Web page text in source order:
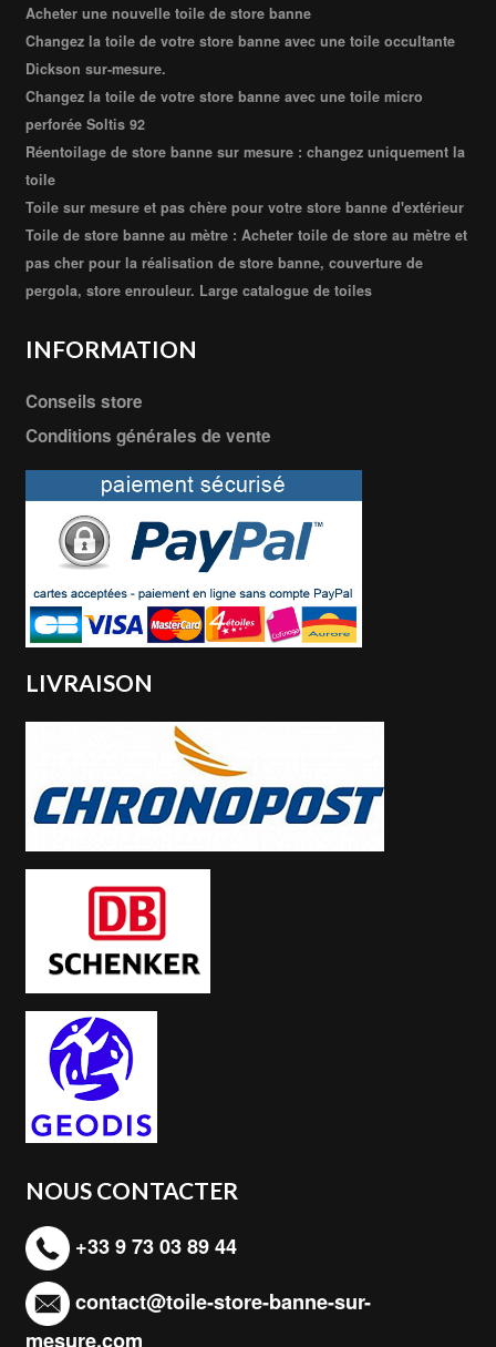
Acheter une nouvelle toile de store banne
Changez la toile de votre store banne avec une toile occultante
Dickson sur-mesure.
Changez la toile de votre store banne avec une toile micro
perforée Soltis 92
Réentoilage de store banne sur mesure : changez uniquement la
toile
Toile sur mesure et pas chère pour votre store banne d'extérieur
Toile de store banne au mètre : Acheter toile de store au mètre et
pas cher pour la réalisation de store banne, couverture de
pergola, store enrouleur. Large catalogue de toiles
INFORMATION
Conseils store
Conditions générales de vente
LIVRAISON
NOUS CONTACTER
+33 9 73 03 89 44
contact@toile-store-banne-sur-
mesure.com